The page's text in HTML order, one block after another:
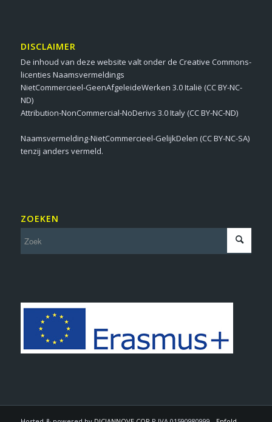
DISCLAIMER
De inhoud van deze website valt onder de Creative Commons-
licenties Naamsvermeldings
NietCommercieel-GeenAfgeleideWerken 3.0 Italië (CC BY-NC-
ND)
Attribution-NonCommercial-NoDerivs 3.0 Italy (CC BY-NC-ND)
Naamsvermelding-NietCommercieel-GelijkDelen (CC BY-NC-SA)
tenzij anders vermeld.
ZOEKEN